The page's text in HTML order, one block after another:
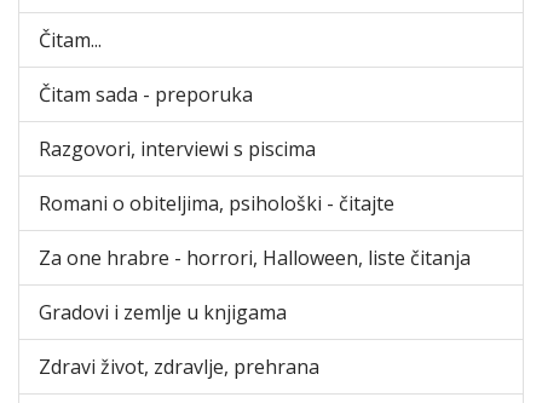
Čitam...
Čitam sada - preporuka
Razgovori, interviewi s piscima
Romani o obiteljima, psihološki - čitajte
Za one hrabre - horrori, Halloween, liste čitanja
Gradovi i zemlje u knjigama
Zdravi život, zdravlje, prehrana